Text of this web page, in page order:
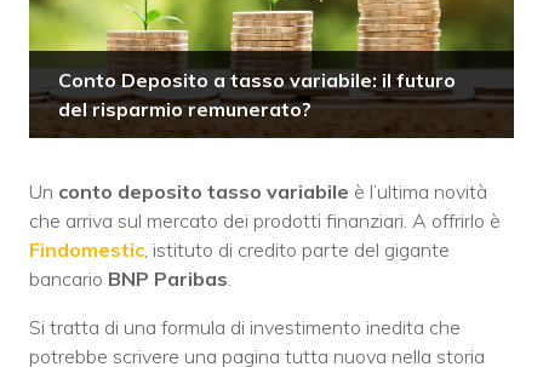
Conto Deposito a tasso variabile: il futuro
del risparmio remunerato?
Un conto deposito tasso variabile è l’ultima novità
che arriva sul mercato dei prodotti finanziari. A offrirlo è
Findomestic , istituto di credito parte del gigante
bancario BNP Paribas
Si tratta di una formula di investimento inedita che
potrebbe scrivere una pagina tutta nuova nella storia